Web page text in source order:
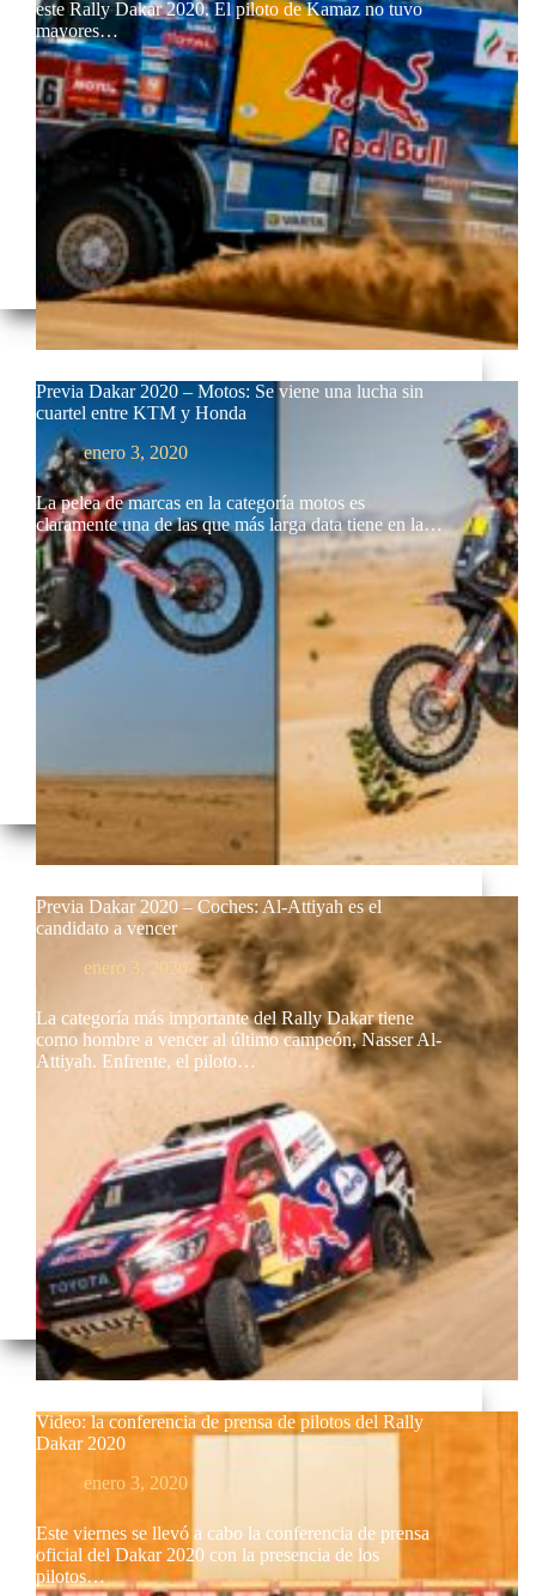
este Rally Dakar 2020. El piloto de Kamaz no tuvo
mayores…
Previa Dakar 2020 – Motos: Se viene una lucha sin
cuartel entre KTM y Honda
enero 3, 2020
La pelea de marcas en la categoría motos es
claramente una de las que más larga data tiene en la…
Previa Dakar 2020 – Coches: Al-Attiyah es el
candidato a vencer
enero 3, 2020
La categoría más importante del Rally Dakar tiene
como hombre a vencer al último campeón, Nasser Al-
Attiyah. Enfrente, el piloto…
Video: la conferencia de prensa de pilotos del Rally
Dakar 2020
enero 3, 2020
Este viernes se llevó a cabo la conferencia de prensa
oficial del Dakar 2020 con la presencia de los
pilotos…